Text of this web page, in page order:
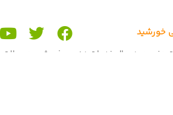
خورشید
7 سال بصورت حضوری در حال خدمات دهی و فروش محصولات